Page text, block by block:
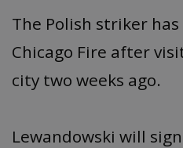
The Polish striker
Chicago Fire after
city two weeks ago.
Lewandowski will